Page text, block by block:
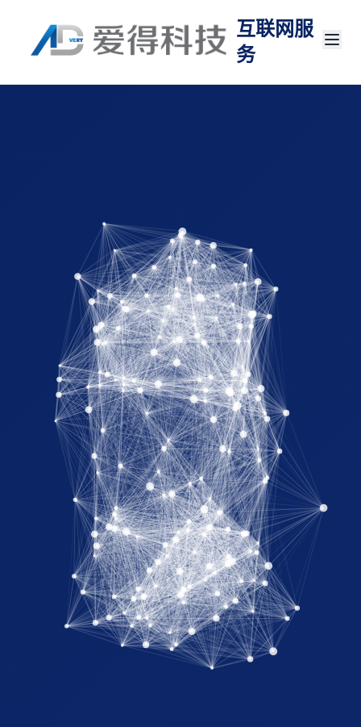
互联网服
务